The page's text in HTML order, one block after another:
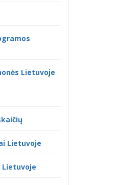
Lietuvoje
Lietuvoje
Lietuvoje